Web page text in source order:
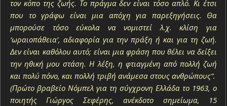
τον κόπο της ζωής. Το πράγμα δεν είναι τόσο απλό. Κι έτσι
που το γράφω είναι μια απόχη για παρεξηγήσεις. Θα
μπορούσε τόσο εύκολα να νομιστεί λ.χ. κλίση για
‘ωραιοπάθεια’, αδιαφορία για την πράξη ή και για τη ζωή.
Δεν είναι καθόλου αυτό; είναι μια φράση που θέλει να δείξει
την ηθική μου στάση. Η λέξη, η φτιαγμένη από πολλή ζωή
και πολύ πόνο, και πολλή τριβή ανάμεσα στους ανθρώπους”.
(Πρώτο βραβείο Νόμπελ για τη σύγχρονη Ελλάδα το 1963, ο
ποιητής Γιώργος Σεφέρης, ανέκδοτο σημείωμα, 15